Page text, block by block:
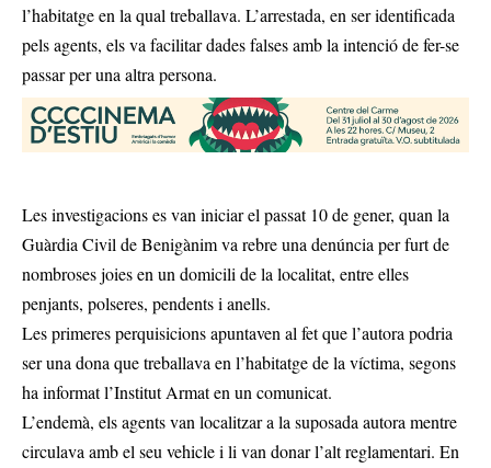
l’habitatge en la qual treballava. L’arrestada, en ser identificada
pels agents, els va facilitar dades falses amb la intenció de fer-se
passar per una altra persona.
Les investigacions es van iniciar el passat 10 de gener, quan la
Guàrdia Civil de Benigànim va rebre una denúncia per furt de
nombroses joies en un domicili de la localitat, entre elles
penjants, polseres, pendents i anells.
Les primeres perquisicions apuntaven al fet que l’autora podria
ser una dona que treballava en l’habitatge de la víctima, segons
ha informat l’Institut Armat en un comunicat.
L’endemà, els agents van localitzar a la suposada autora mentre
circulava amb el seu vehicle i li van donar l’alt reglamentari. En